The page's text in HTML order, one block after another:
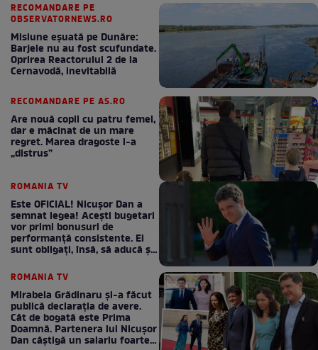
RECOMANDARE PE
OBSERVATORNEWS.RO
Misiune eșuată pe Dunăre:
Barjele nu au fost scufundate.
Oprirea Reactorului 2 de la
Cernavodă, inevitabilă
RECOMANDARE PE AS.RO
Are nouă copii cu patru femei,
dar e măcinat de un mare
regret. Marea dragoste l-a
„distrus”
ROMANIA TV
Este OFICIAL! Nicușor Dan a
semnat legea! Acești bugetari
vor primi bonusuri de
performanță consistente. Ei
sunt obligați, însă, să aducă și
ROMANIA TV
Mirabela Grădinaru și-a făcut
publică declarația de avere.
Cât de bogată este Prima
Doamnă. Partenera lui Nicușor
Dan câștigă un salariu foarte